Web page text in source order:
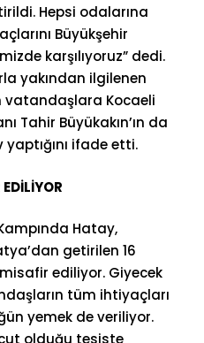
Hepsi odalarına
Büyükşehir
karşılıyoruz” dedi.
yakından ilgilenen
vatandaşlara Kocaeli
Tahir Büyükakın’ın da
ifade etti.
Hatay,
getirilen 16
ediliyor. Giyecek
tüm ihtiyaçları
yemek de veriliyor.
olduğu tesiste